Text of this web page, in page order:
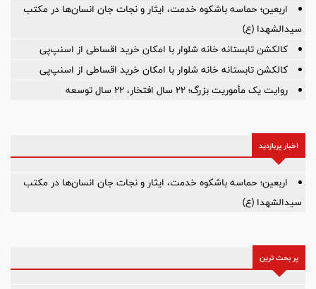
اربعین؛ حماسه باشکوه خدمت، ایثار و نجات جان انسان‌ها در مکتب
سیدالشهدا (ع)
کالکشن تابستانه خانه شلوار با امکان خرید اقساطی از اسنپ‌پی
کالکشن تابستانه خانه شلوار با امکان خرید اقساطی از اسنپ‌پی
روایت یک مأموریت بزرگ؛ ۲۲ سال افتخار، ۲۲ سال توسعه
اخبار پربازدید
اربعین؛ حماسه باشکوه خدمت، ایثار و نجات جان انسان‌ها در مکتب
سیدالشهدا (ع)
پر بحث ترین